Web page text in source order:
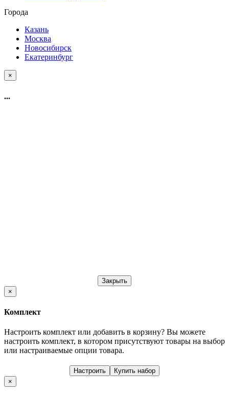
Города
Казань
Москва
Новосибирск
Екатеринбург
×
...
Закрыть
×
Комплект
Настроить комплект или добавить в корзину? Вы можете
настроить комплект, в котором присутствуют товары на выбор
или настраиваемые опции товара.
Настроить
Купить набор
×